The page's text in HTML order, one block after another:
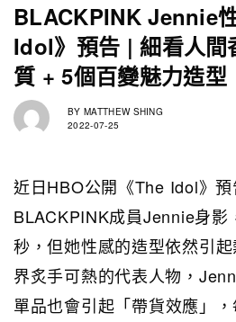
BLACKPINK Jennie
Idol》預告 | 細看人間
質 + 5個百變魅力造型
BY MATTHEW SHING
2022-07-25
近日HBO公開《The Idol》
BLACKPINK成員Jennie身影
秒，但她性感的造型依然引
界炙手可熱的代表人物，
單品也會引起 「帶貨效應 」